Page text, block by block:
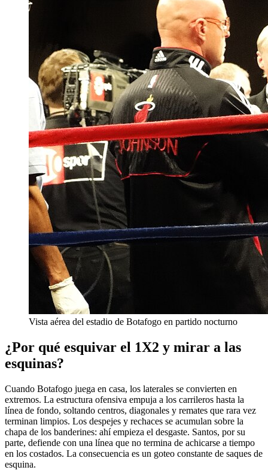
Vista aérea del estadio de Botafogo en partido nocturno
¿Por qué esquivar el 1X2 y mirar a las
esquinas?
Cuando Botafogo juega en casa, los laterales se convierten en
extremos. La estructura ofensiva empuja a los carrileros hasta la
línea de fondo, soltando centros, diagonales y remates que rara vez
terminan limpios. Los despejes y rechaces se acumulan sobre la
chapa de los banderines: ahí empieza el desgaste. Santos, por su
parte, defiende con una línea que no termina de achicarse a tiempo
en los costados. La consecuencia es un goteo constante de saques de
esquina.